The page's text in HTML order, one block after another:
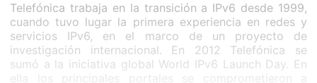
Telefónica trabaja en la transición a IPv6 desde 1999,
cuando tuvo lugar la primera experiencia en redes y
servicios IPv6, en el marco de un proyecto de
investigación internacional. En 2012 Telefónica se
sumó a la iniciativa global World IPv6 Launch Day. En
ella los principales portales se comprometieron a